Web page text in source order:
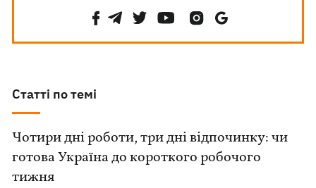
Статті по темі
Чотири дні роботи, три дні відпочинку: чи
готова Україна до короткого робочого
тижня